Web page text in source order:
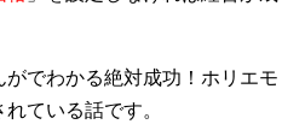
でわかる絶対成功！ホリエモ
ている話です。